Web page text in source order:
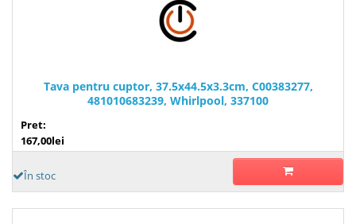
Tava pentru cuptor, 37.5x44.5x3.3cm, C00383277,
481010683239, Whirlpool, 337100
Pret:
167,00lei
În stoc